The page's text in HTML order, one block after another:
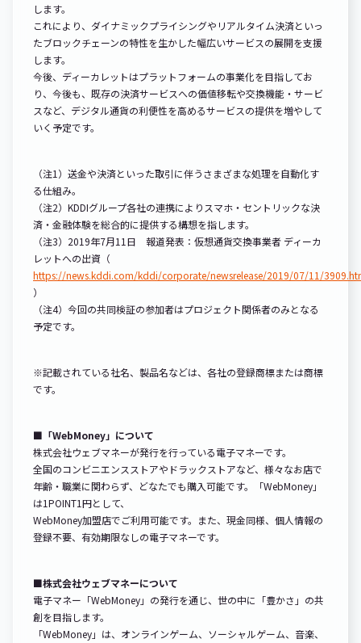
します。
これにより、ダイナミックプライシングやリアルタイム決済といっ
たブロックチェーンの特性を生かした幅広いサービスの展開を支援
します。
今後、ディーカレットはプラットフォームの事業化を目指してお
り、今後も、既存の決済サービスへの価値移転や交換機能・サービ
スなど、デジタル通貨の利便性を高めるサービスの提供を増やして
いく予定です。
（注1）送金や決済といった取引に伴うさまざまな処理を自動化す
る仕組み。
（注2）KDDIグループ各社の連携によりスマホ・セントリックな決
済・金融体験を総合的に提供する構想を指します。
（注3）2019年7月11日 報道発表：仮想通貨交換事業者 ディーカ
レットへの出資（
https://news.kddi.com/kddi/corporate/newsrelease/2019/07/11/
）
（注4）今回の共同検証の参加者はプロジェクト関係者のみとなる
予定です。
※記載されている社名、製品名などは、各社の登録商標または商標
です。
■「WebMoney」について
株式会社ウェブマネーが発行を行っている電子マネーです。
全国のコンビニエンスストアやドラックストアなど、様々なお店で
年齢・職業に関わらず、どなたでも購入可能です。「WebMoney」
は1POINT1円として、
WebMoney加盟店でご利用可能です。また、現金同様、個人情報の
登録不要、有効期限なしの電子マネーです。
■株式会社ウェブマネーについて
電子マネー「WebMoney」の発行を通じ、世の中に「豊かさ」の共
創を目指します。
「WebMoney」は、オンラインゲーム、ソーシャルゲーム、音楽、